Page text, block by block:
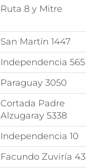
Ruta 8 y Mitre
San Martín 1447
Independencia 565
Paraguay 3050
Cortada Padre
Alzugaray 5338
Independencia 10
Facundo Zuviría